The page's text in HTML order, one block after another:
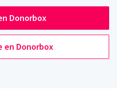
Donorbox
en Donorbox